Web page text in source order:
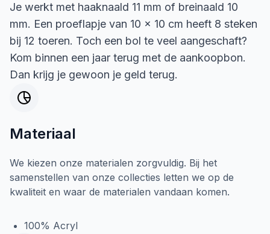
Je werkt met haaknaald 11 mm of breinaald 10
mm. Een proeflapje van 10 x 10 cm heeft 8 steken
bij 12 toeren. Toch een bol te veel aangeschaft?
Kom binnen een jaar terug met de aankoopbon.
Dan krijg je gewoon je geld terug.
Materiaal
We kiezen onze materialen zorgvuldig. Bij het
samenstellen van onze collecties letten we op de
kwaliteit en waar de materialen vandaan komen.
100% Acryl